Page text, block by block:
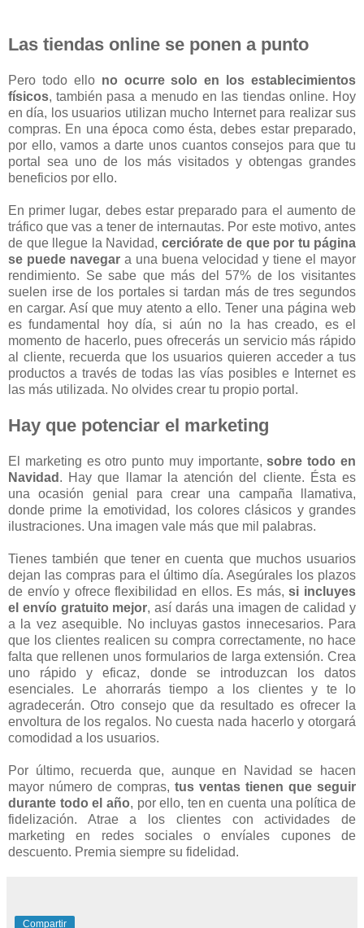
Las tiendas online se ponen a punto
Pero todo ello no ocurre solo en los establecimientos
físicos, también pasa a menudo en las tiendas online. Hoy
en día, los usuarios utilizan mucho Internet para realizar sus
compras. En una época como ésta, debes estar preparado,
por ello, vamos a darte unos cuantos consejos para que tu
portal sea uno de los más visitados y obtengas grandes
beneficios por ello.
En primer lugar, debes estar preparado para el aumento de
tráfico que vas a tener de internautas. Por este motivo, antes
de que llegue la Navidad, cerciórate de que por tu página
se puede navegar a una buena velocidad y tiene el mayor
rendimiento. Se sabe que más del 57% de los visitantes
suelen irse de los portales si tardan más de tres segundos
en cargar. Así que muy atento a ello. Tener una página web
es fundamental hoy día, si aún no la has creado, es el
momento de hacerlo, pues ofrecerás un servicio más rápido
al cliente, recuerda que los usuarios quieren acceder a tus
productos a través de todas las vías posibles e Internet es
las más utilizada. No olvides crear tu propio portal.
Hay que potenciar el marketing
El marketing es otro punto muy importante,sobre todo en
Navidad . Hay que llamar la atención del cliente. Ésta es
una ocasión genial para crear una campaña llamativa,
donde prime la emotividad, los colores clásicos y grandes
ilustraciones. Una imagen vale más que mil palabras.
Tienes también que tener en cuenta que muchos usuarios
dejan las compras para el último día. Asegúrales los plazos
de envío y ofrece flexibilidad en ellos. Es más,si incluyes
el envío gratuito mejor, así darás una imagen de calidad y
a la vez asequible. No incluyas gastos innecesarios. Para
que los clientes realicen su compra correctamente, no hace
falta que rellenen unos formularios de larga extensión. Crea
uno rápido y eficaz, donde se introduzcan los datos
esenciales. Le ahorrarás tiempo a los clientes y te lo
agradecerán. Otro consejo que da resultado es ofrecer la
envoltura de los regalos. No cuesta nada hacerlo y otorgará
comodidad a los usuarios.
Por último, recuerda que, aunque en Navidad se hacen
mayor número de compras, tus ventas tienen que seguir
durante todo el año, por ello, ten en cuenta una política de
fidelización. Atrae a los clientes con actividades de
marketing en redes sociales o envíales cupones de
descuento. Premia siempre su fidelidad.
Compartir